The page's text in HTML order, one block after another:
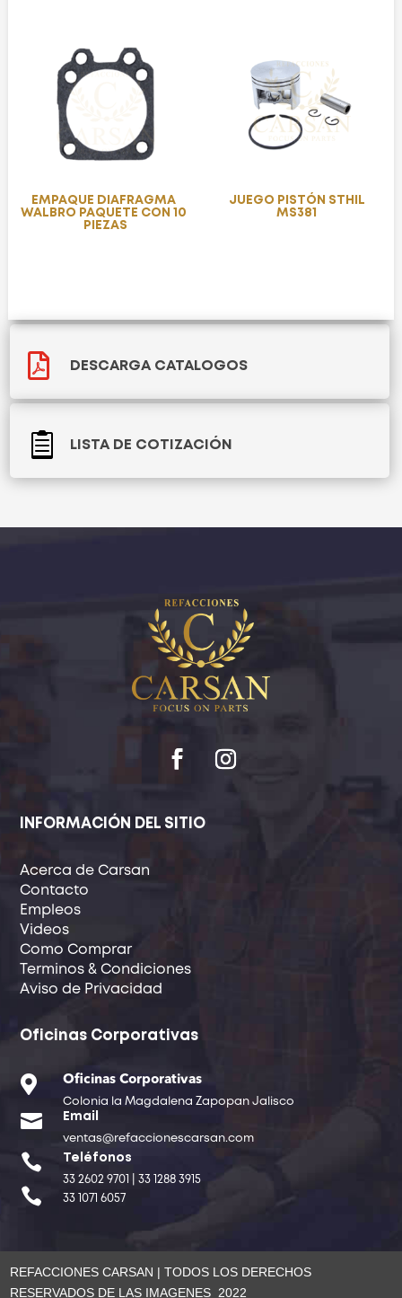
EMPAQUE DIAFRAGMA
WALBRO PAQUETE CON 10
PIEZAS
JUEGO PISTÓN STHIL
MS381
 DESCARGA CATALOGOS
 LISTA DE COTIZACIÓN
INFORMACIÓN DEL SITIO
Acerca de Carsan
Contacto
Empleos
Videos
Como Comprar
Terminos & Condiciones
Aviso de Privacidad
Oficinas Corporativas
 Oficinas Corporativas
Colonia la Magdalena Zapopan Jalisco
 Email
ventas@refaccionescarsan.com
 Teléfonos
33 2602 9701 | 33 1288 3915
 33 1071 6057
REFACCIONES CARSAN | TODOS LOS DERECHOS
RESERVADOS DE LAS IMAGENES 2022